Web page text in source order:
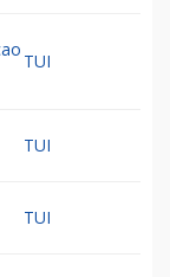
TUI
TUI
TUI